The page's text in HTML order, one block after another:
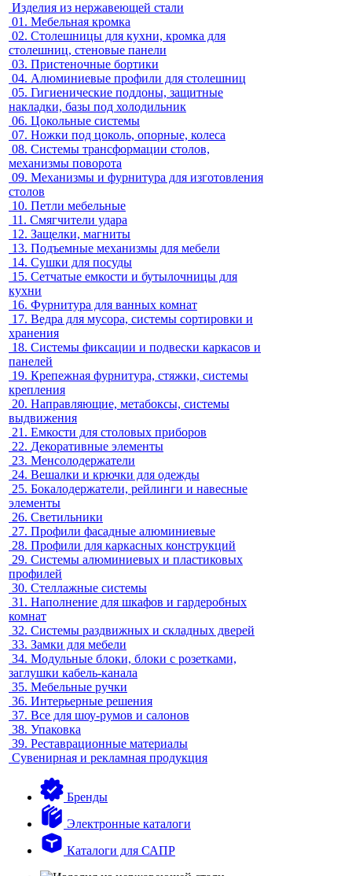
Изделия из нержавеющей стали
01. Мебельная кромка
02. Столешницы для кухни, кромка для
столешниц, стеновые панели
03. Пристеночные бортики
04. Алюминиевые профили для столешниц
05. Гигиенические поддоны, защитные
накладки, базы под холодильник
06. Цокольные системы
07. Ножки под цоколь, опорные, колеса
08. Системы трансформации столов,
механизмы поворота
09. Механизмы и фурнитура для изготовления
столов
10. Петли мебельные
11. Смягчители удара
12. Защелки, магниты
13. Подъемные механизмы для мебели
14. Сушки для посуды
15. Сетчатые емкости и бутылочницы для
кухни
16. Фурнитура для ванных комнат
17. Ведра для мусора, системы сортировки и
хранения
18. Системы фиксации и подвески каркасов и
панелей
19. Крепежная фурнитура, стяжки, системы
крепления
20. Направляющие, метабоксы, системы
выдвижения
21. Емкости для столовых приборов
22. Декоративные элементы
23. Менсолодержатели
24. Вешалки и крючки для одежды
25. Бокалодержатели, рейлинги и навесные
элементы
26. Светильники
27. Профили фасадные алюминиевые
28. Профили для каркасных конструкций
29. Системы алюминиевых и пластиковых
профилей
30. Стеллажные системы
31. Наполнение для шкафов и гардеробных
комнат
32. Системы раздвижных и складных дверей
33. Замки для мебели
34. Модульные блоки, блоки с розетками,
заглушки кабель-канала
35. Мебельные ручки
36. Интерьерные решения
37. Все для шоу-румов и салонов
38. Упаковка
39. Реставрационные материалы
Сувенирная и рекламная продукция
Бренды
Электронные каталоги
Каталоги для САПР